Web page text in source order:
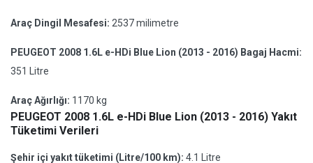
Araç Dingil Mesafesi: 2537 milimetre
PEUGEOT 2008 1.6L e-HDi Blue Lion (2013 - 2016) Bagaj Hacmi:
351 Litre
Araç Ağırlığı: 1170 kg
PEUGEOT 2008 1.6L e-HDi Blue Lion (2013 - 2016) Yakıt
Tüketimi Verileri
Şehir içi yakıt tüketimi (Litre/100 km): 4.1 Litre